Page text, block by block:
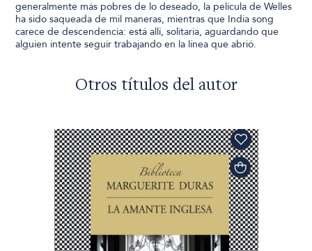
generalmente más pobres de lo deseado, la película de Welles
ha sido saqueada de mil maneras, mientras que India song
carece de descendencia: está allí, solitaria, aguardando que
alguien intente seguir trabajando en la línea que abrió.
Otros títulos del autor